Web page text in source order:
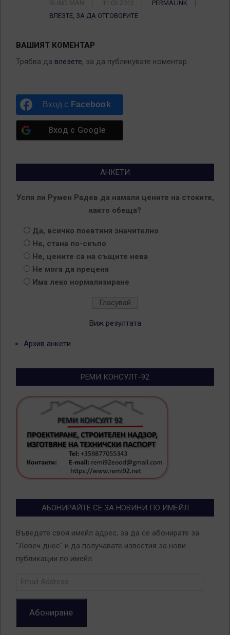
BLIND MAN 11.03.2012
PERMALINK
ВЛЕЗТЕ, ЗА ДА ОТГОВОРИТЕ
ВАШИЯТ КОМЕНТАР
Трябва да влезете, за да публикувате коментар.
Вход с Facebook
Вход с Google
АНКЕТИ
Успя ли Румен Радев да намали цените на стоките,
както обеща?
Да, всичко поевтиня значително
Не, стана по-скъпо
Не, цените са на същите нева
Не мога да преценя
Има леко нормализиране
Виж резултата
Архив анкети
РЕМИ КОНСУЛТ-92
АБОНИРАЙТЕ СЕ ЗА НОВИНИ ПО ИМЕЙЛ
Въведете своя имейл адрес, за да се абонирате за
"Ловеч днес" и да получавате известия за нови
публикации по имейл.
Абониране